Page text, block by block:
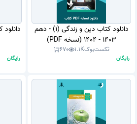
دانلود کتاب دین و زندگی (1) - دهم
1403 - 1404 (نسخه PDF)
تکست‌بوک1.1K
670
رایگان رایگان